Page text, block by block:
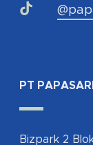
PT
Bizpark 2